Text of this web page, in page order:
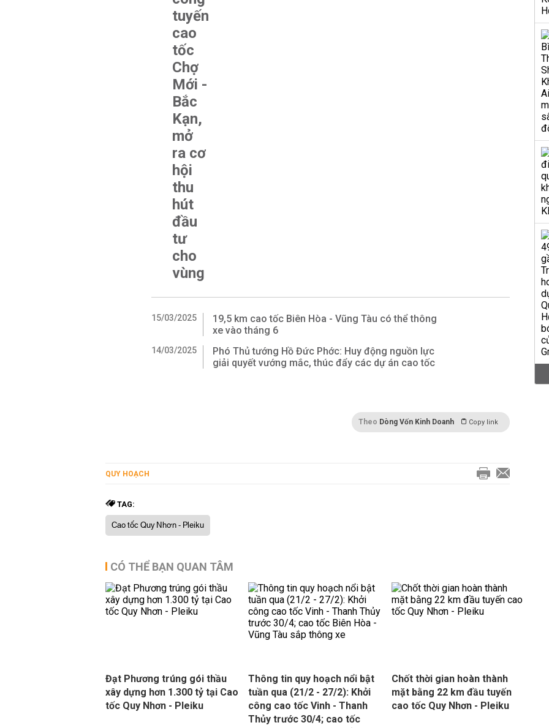
tuyến
cao
tốc
Chợ
Mới -
Bắc
Kạn,
mở
ra cơ
hội
thu
hút
đầu
tư
cho
vùng
15/03/2025
19,5 km cao tốc Biên Hòa - Vũng Tàu có thể thông
xe vào tháng 6
14/03/2025
Phó Thủ tướng Hồ Đức Phớc: Huy động nguồn lực
giải quyết vướng mắc, thúc đẩy các dự án cao tốc
Theo Dòng Vốn Kinh Doanh Copy link
QUY HOẠCH
TAG:
Cao tốc Quy Nhơn - Pleiku
CÓ THỂ BẠN QUAN TÂM
Đạt Phương trúng gói thầu
xây dựng hơn 1.300 tỷ tại Cao
tốc Quy Nhơn - Pleiku
Thông tin quy hoạch nổi bật
tuần qua (21/2 - 27/2): Khởi
công cao tốc Vinh - Thanh
Thủy trước 30/4; cao tốc
Chốt thời gian hoàn thành
mặt bằng 22 km đầu tuyến
cao tốc Quy Nhơn - Pleiku